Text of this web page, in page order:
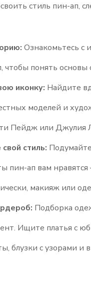
стиль пин-ап,
Ознакомьтесь с
чтобы понять основы
иконку: Найдите
моделей и
Пейдж или Джулия
стиль:
пин-ап вам
макияж или
Подборка
Ищите платья с
блузки с узорами и